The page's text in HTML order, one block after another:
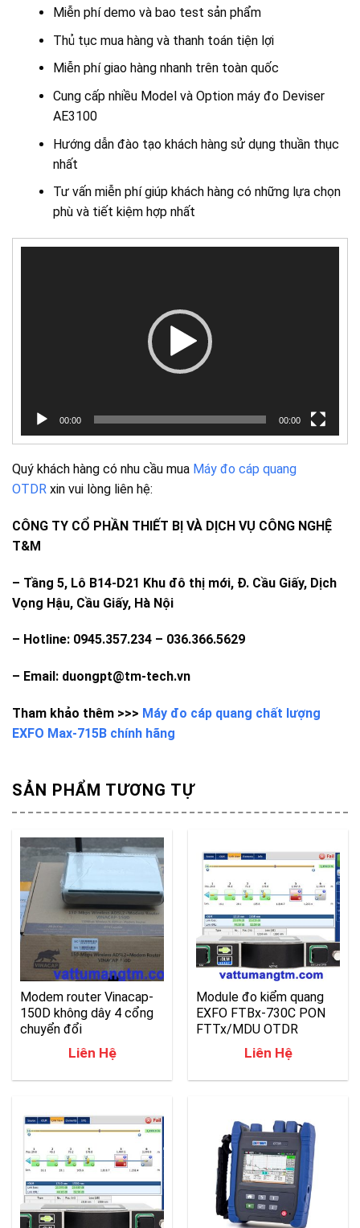
Miễn phí demo và bao test sản phẩm
Thủ tục mua hàng và thanh toán tiện lợi
Miễn phí giao hàng nhanh trên toàn quốc
Cung cấp nhiều Model và Option máy đo Deviser
AE3100
Hướng dẫn đào tạo khách hàng sử dụng thuần thục
nhất
Tư vấn miễn phí giúp khách hàng có những lựa chọn
phù và tiết kiệm hợp nhất
00:00 00:00
Quý khách hàng có nhu cầu mua Máy đo cáp quang
OTDR xin vui lòng liên hệ:
CÔNG TY CỔ PHẦN THIẾT BỊ VÀ DỊCH VỤ CÔNG NGHỆ
T&M
– Tầng 5, Lô B14-D21 Khu đô thị mới, Đ. Cầu Giấy, Dịch
Vọng Hậu, Cầu Giấy, Hà Nội
– Hotline: 0945.357.234 – 036.366.5629
– Email: duongpt@tm-tech.vn
Tham khảo thêm >>> Máy đo cáp quang chất lượng
EXFO Max-715B chính hãng
SẢN PHẨM TƯƠNG TỰ
Modem router Vinacap-
150D không dây 4 cổng
chuyển đổi
Liên Hệ
Module đo kiểm quang
EXFO FTBx-730C PON
FTTx/MDU OTDR
Liên Hệ